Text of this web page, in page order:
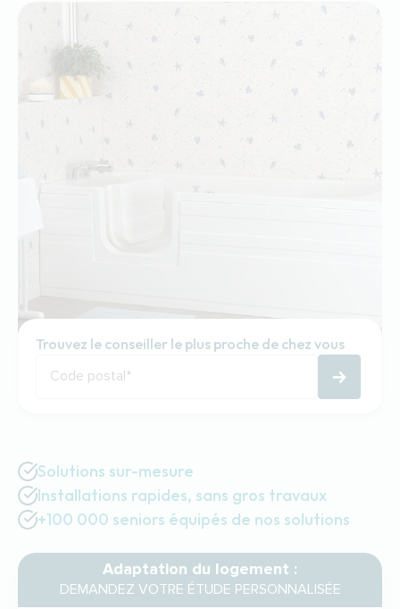
Trouvez le conseiller le plus proche de chez vous
Code postal*
Solutions sur-mesure
Installations rapides, sans gros travaux
+100 000 seniors équipés de nos solutions
Adaptation du logement :
DEMANDEZ VOTRE ÉTUDE PERSONNALISÉE